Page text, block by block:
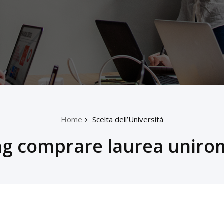
Home Scelta dell’Università
comprare laurea